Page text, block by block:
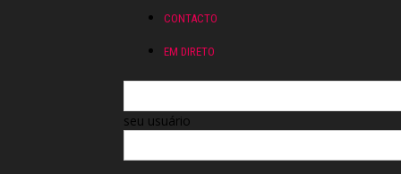
CONTACTO
EM DIRETO
seu usuário